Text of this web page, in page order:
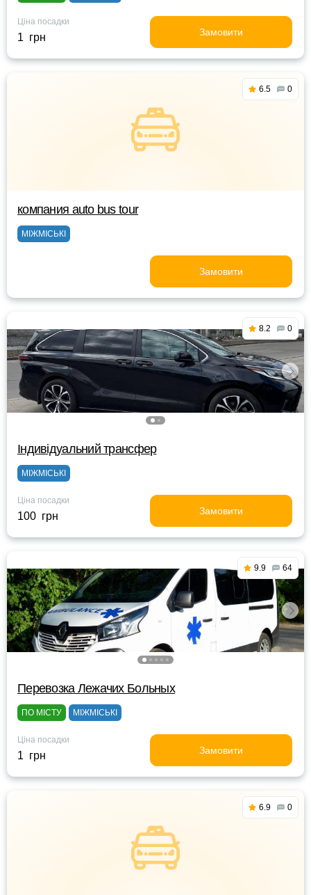
Ціна посадки
1 грн Замовити
6.5 0
компания аuto bus tour
МІЖМІСЬКІ
Замовити
8.2 0
Індивідуальний трансфер
МІЖМІСЬКІ
Ціна посадки
100 грн Замовити
9.9 64
Перевозка Лежачих Больных
ПО МІСТУ МІЖМІСЬКІ
Ціна посадки
1 грн Замовити
6.9 0